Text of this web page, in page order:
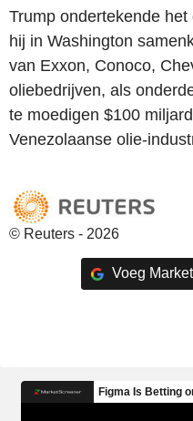
Trump ondertekende
hij in Washington
van Exxon, Conoco,
oliebedrijven, als
te moedigen $100
Venezolaanse olie-
© Reuters - 2026
Voeg